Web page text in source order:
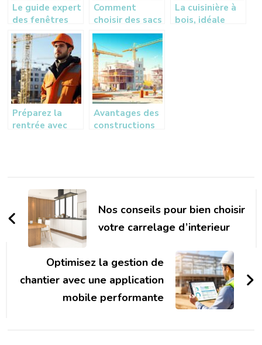
Le guide expert
des fenêtres
Leroy Merlin :
performances
et matériaux au
banc d’essai
Comment
choisir des sacs
poubelles anti-
odeurs pour la
cuisine pour
une maison
plus fraiche
La cuisinière à
bois, idéale
Préparez la
rentrée avec
Avantages des
constructions
industries
Navigation
d'article
Nos conseils pour bien choisir
votre carrelage d’interieur
Optimisez la gestion de
chantier avec une application
mobile performante